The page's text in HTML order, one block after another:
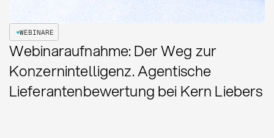
WEBINARE
Webinaraufnahme: Der Weg zur
Konzernintelligenz. Agentische
Lieferantenbewertung bei Kern Liebers